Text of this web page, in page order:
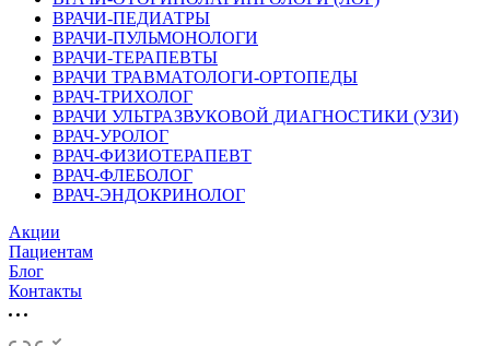
ВРАЧИ-ПЕДИАТРЫ
ВРАЧИ-ПУЛЬМОНОЛОГИ
ВРАЧИ-ТЕРАПЕВТЫ
ВРАЧИ ТРАВМАТОЛОГИ-ОРТОПЕДЫ
ВРАЧ-ТРИХОЛОГ
ВРАЧИ УЛЬТРАЗВУКОВОЙ ДИАГНОСТИКИ (УЗИ)
ВРАЧ-УРОЛОГ
ВРАЧ-ФИЗИОТЕРАПЕВТ
ВРАЧ-ФЛЕБОЛОГ
ВРАЧ-ЭНДОКРИНОЛОГ
Акции
Пациентам
Блог
Контакты